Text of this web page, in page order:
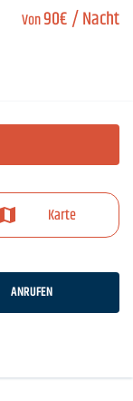
Von90€/ Nacht
Karte
ANRUFEN